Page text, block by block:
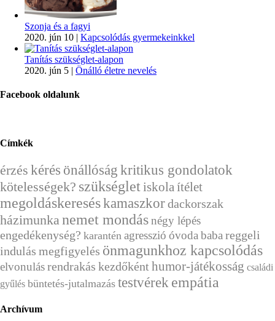
Szonja és a fagyi
2020. jún 10 | Kapcsolódás gyermekeinkkel
Tanítás szükséglet-alapon
2020. jún 5 | Önálló életre nevelés
Facebook oldalunk
Címkék
érzés kérés önállóság kritikus gondolatok
kötelességek? szükséglet iskola ítélet
megoldáskereséskamaszkordackorszak
házimunka nemet mondásnégy lépés
engedékenység? karantén agresszió óvoda baba reggeli
indulás megfigyelés önmagunkhoz kapcsolódás
elvonulásrendrakás kezdőként humor-játékosság családi
gyűlés büntetés-jutalmazás testvérek empátia
Archívum